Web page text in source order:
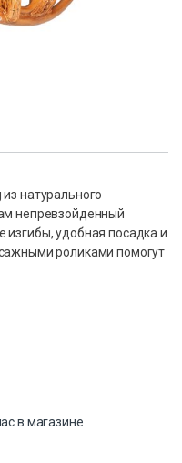
натурального
непревзойденный
удобная посадка и
роликами помогут
в магазине